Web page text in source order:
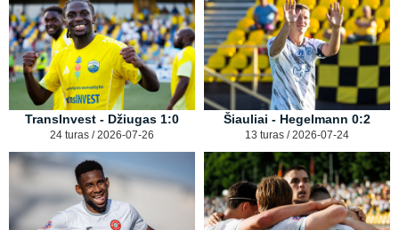
TransInvest - Džiugas 1:0
24 turas / 2026-07-26
Šiauliai - Hegelmann 0:2
13 turas / 2026-07-24